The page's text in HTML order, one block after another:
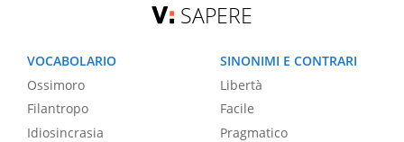
SAPERE
VOCABOLARIO
Ossimoro
Filantropo
Idiosincrasia
SINONIMI E CONTRARI
Libertà
Facile
Pragmatico